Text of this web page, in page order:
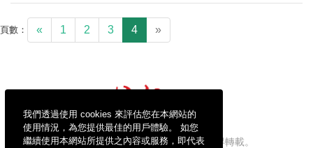
我們透過使用 cookies 來評估您在本網站的
使用情況，為您提供最佳的用戶體驗。 如您
繼續使用本網站所提供之內容或服務，即代表
頁數： « 1 2 3 4 »
信報財經新聞有限公司版權所有，不得轉載。